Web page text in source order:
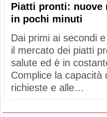
Piatti pronti: nuove
in pochi minuti
Dai primi ai secondi
il mercato dei piatti
salute ed è in
Complice la capacità
richieste e alle…